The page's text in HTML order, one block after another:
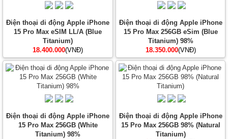
Điện thoại di động Apple iPhone
15 Pro Max eSIM LL/A (Blue
Titanium)
18.400.000(VNĐ)
Điện thoại di động Apple iPhone
15 Pro Max 256GB eSim (Blue
Titanium) 98%
18.350.000(VNĐ)
Điện thoại di động Apple iPhone
15 Pro Max 256GB (White
Titanium) 98%
Điện thoại di động Apple iPhone
15 Pro Max 256GB 98% (Natural
Titanium)